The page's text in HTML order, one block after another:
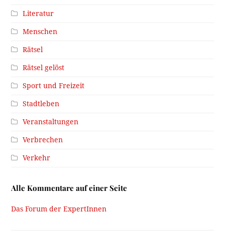
Literatur
Menschen
Rätsel
Rätsel gelöst
Sport und Freizeit
Stadtleben
Veranstaltungen
Verbrechen
Verkehr
Alle Kommentare auf einer Seite
Das Forum der ExpertInnen